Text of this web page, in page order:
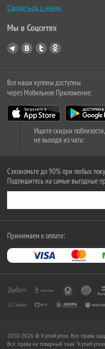
Связаться с нами
Мы в Соцсетях
Все наши купоны доступны
через Мобильное Приложение:
Ищите скидки поблизости,
не выходя из чата:
Сэкономьте до 90% при любых
Подпишитесь на самые выгодные
Принимаем к оплате:
2010-2026 © КупиКупон. Все права
Все права на товарный знак